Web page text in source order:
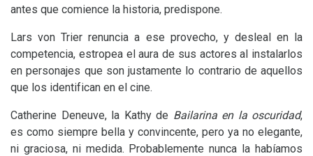
antes que comience la historia, predispone.
Lars von Trier renuncia a ese provecho, y desleal en la
competencia, estropea el aura de sus actores al instalarlos
en personajes que son justamente lo contrario de aquellos
que los identifican en el cine.
Catherine Deneuve, la Kathy de Bailarina en la oscuridad,
es como siempre bella y convincente, pero ya no elegante,
ni graciosa, ni medida. Probablemente nunca la habíamos